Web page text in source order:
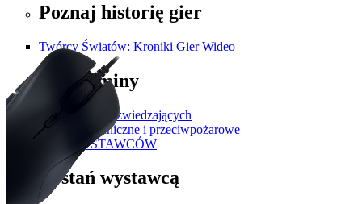
Poznaj historię gier
Twórcy Światów: Kroniki Gier Wideo
Regulaminy
Regulamin dla zwiedzających
Przepisy techniczne i przeciwpożarowe
DLA WYSTAWCÓW
Zostań wystawcą